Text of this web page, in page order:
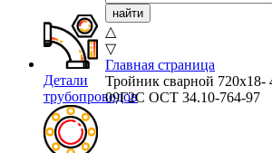
Детали
трубопроводов
△
▽
Главная страница
Тройник сварной 720х18-
09Г2С ОСТ 34.10-764-97